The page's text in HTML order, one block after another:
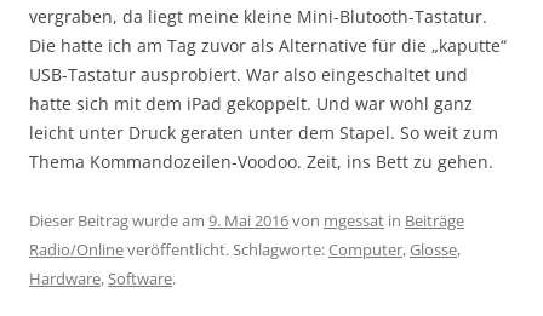
vergraben, da liegt meine kleine Mini-Blutooth-Tastatur.
Die hatte ich am Tag zuvor als Alternative für die „kaputte“
USB-Tastatur ausprobiert. War also eingeschaltet und
hatte sich mit dem iPad gekoppelt. Und war wohl ganz
leicht unter Druck geraten unter dem Stapel. So weit zum
Thema Kommandozeilen-Voodoo. Zeit, ins Bett zu gehen.
Dieser Beitrag wurde am 9. Mai 2016von mgessat in Beiträge
Radio/Onlineveröffentlicht. Schlagworte:Computer,Glosse,
Hardware,Software.